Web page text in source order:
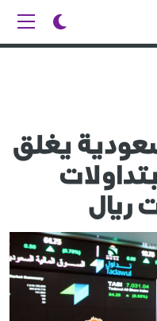
يغلق
بتداولات